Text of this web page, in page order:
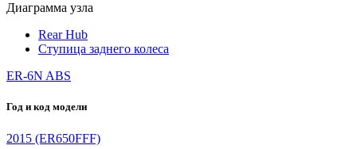
Диаграмма узла
Rear Hub
Ступица заднего колеса
ER-6N ABS
Год и код модели
2015 (ER650FFF)